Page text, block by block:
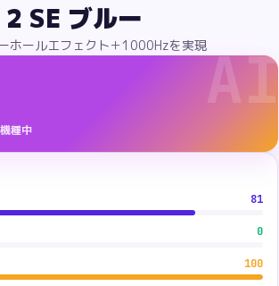
SE ブルー
ホールエフェクト＋1000Hzを実現AI
種中
81
0
100